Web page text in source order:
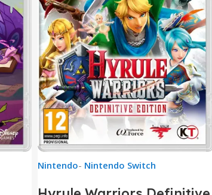
Nintendo- Nintendo Switch